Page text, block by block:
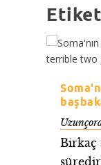
Birkaç